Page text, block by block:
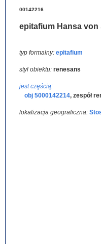
00142216
epitafium Hansa von
typ formalny: epitafium
styl obiektu: renesans
jest częścią:
obj 5000142214, zespół
lokalizacja geograficzna: